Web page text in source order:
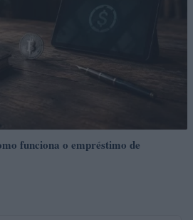
funciona o empréstimo de